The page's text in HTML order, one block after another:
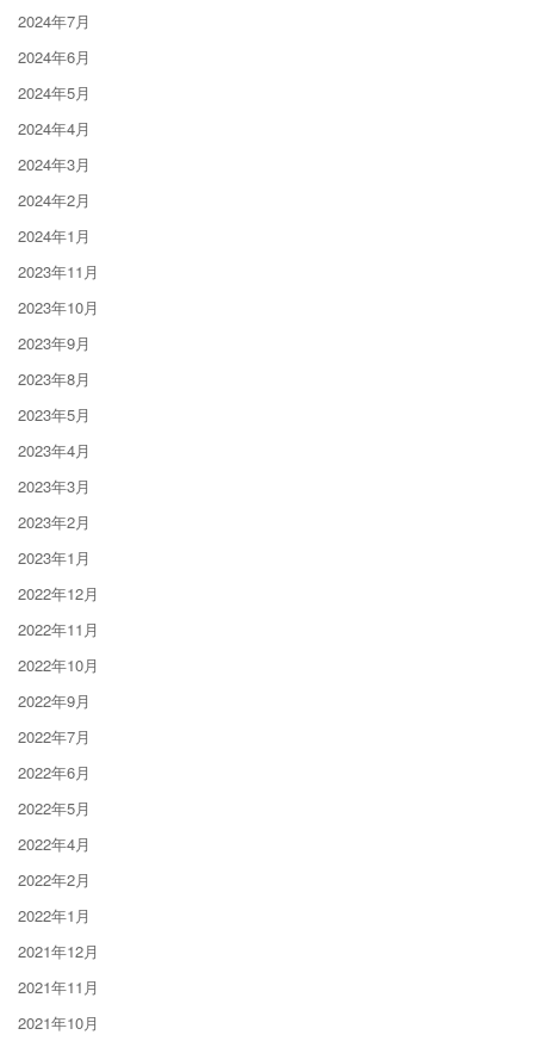
2024年7月
2024年6月
2024年5月
2024年4月
2024年3月
2024年2月
2024年1月
2023年11月
2023年10月
2023年9月
2023年8月
2023年5月
2023年4月
2023年3月
2023年2月
2023年1月
2022年12月
2022年11月
2022年10月
2022年9月
2022年7月
2022年6月
2022年5月
2022年4月
2022年2月
2022年1月
2021年12月
2021年11月
2021年10月